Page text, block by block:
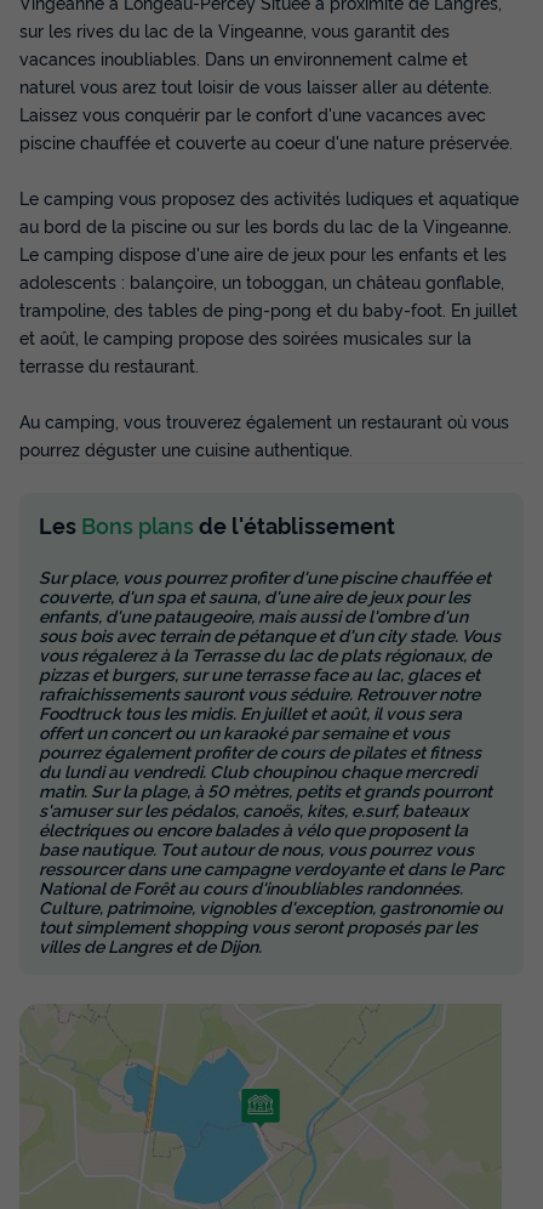
sur les rives du lac de la Vingeanne, vous garantit des
vacances inoubliables. Dans un environnement calme et
naturel vous arez tout loisir de vous laisser aller au détente.
Laissez vous conquérir par le confort d'une vacances avec
piscine chauffée et couverte au coeur d'une nature préservée.
Le camping vous proposez des activités ludiques et aquatique
au bord de la piscine ou sur les bords du lac de la Vingeanne.
Le camping dispose d'une aire de jeux pour les enfants et les
adolescents : balançoire, un toboggan, un château gonflable,
trampoline, des tables de ping-pong et du baby-foot. En juillet
et août, le camping propose des soirées musicales sur la
terrasse du restaurant.
Au camping, vous trouverez également un restaurant où vous
pourrez déguster une cuisine authentique.
Les Bons plans de l'établissement
Sur place, vous pourrez profiter d'une piscine chauffée et
couverte, d'un spa et sauna, d'une aire de jeux pour les
enfants, d'une pataugeoire, mais aussi de l'ombre d'un
sous bois avec terrain de pétanque et d'un city stade. Vous
vous régalerez à la Terrasse du lac de plats régionaux, de
pizzas et burgers, sur une terrasse face au lac, glaces et
rafraichissements sauront vous séduire. Retrouver notre
Foodtruck tous les midis. En juillet et août, il vous sera
offert un concert ou un karaoké par semaine et vous
pourrez également profiter de cours de pilates et fitness
du lundi au vendredi. Club choupinou chaque mercredi
matin. Sur la plage, à 50 mètres, petits et grands pourront
s'amuser sur les pédalos, canoës, kites, e.surf, bateaux
électriques ou encore balades à vélo que proposent la
base nautique. Tout autour de nous, vous pourrez vous
ressourcer dans une campagne verdoyante et dans le Parc
National de Forêt au cours d'inoubliables randonnées.
Culture, patrimoine, vignobles d'exception, gastronomie ou
tout simplement shopping vous seront proposés par les
villes de Langres et de Dijon.